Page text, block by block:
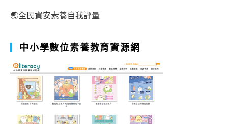
🌏全民資安素養自我評量
中小學數位素養教育資源網